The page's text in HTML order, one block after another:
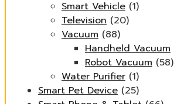
Smart Vehicle (1)
Television (20)
Vacuum (88)
Handheld Vacuum
Robot Vacuum (58)
Water Purifier (1)
Smart Pet Device (25)